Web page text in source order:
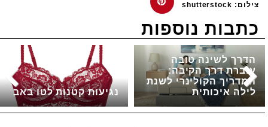
צילום: shutterstock
כתבות נוספות
נגיעות קטנות לטו באב
הדרך לשינה טובה
עוברת דרך הקיבה:
המדריך הקולינרי לשנת
לילה איכותית